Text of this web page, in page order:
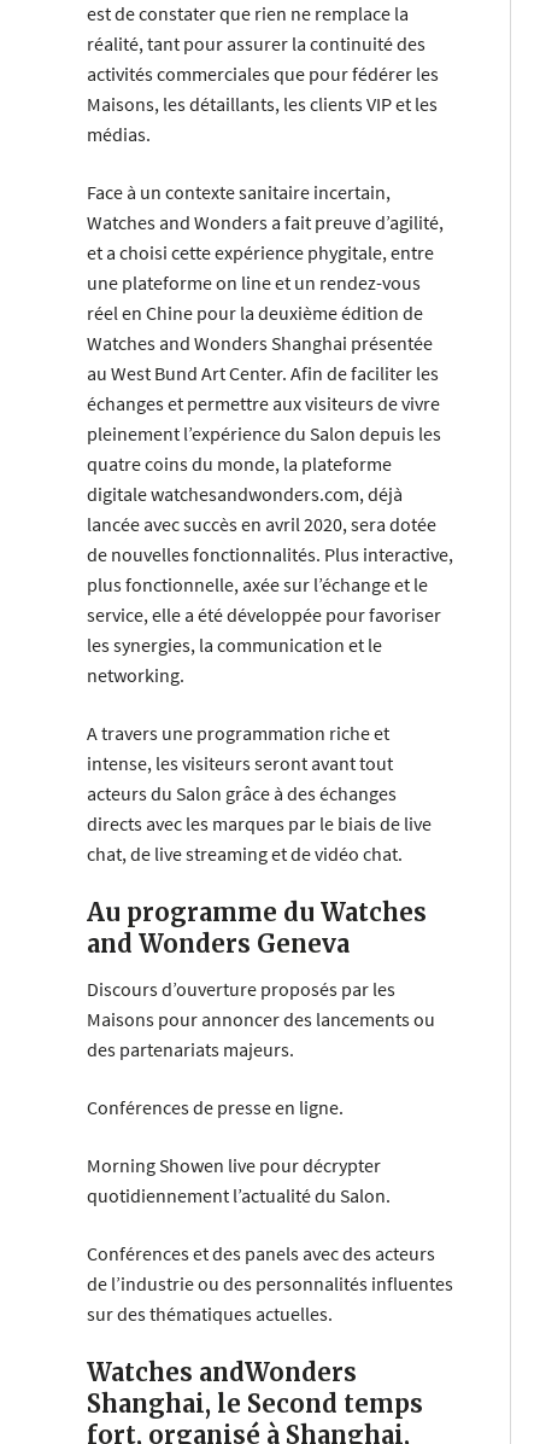
est de constater que rien ne remplace la
réalité, tant pour assurer la continuité des
activités commerciales que pour fédérer les
Maisons, les détaillants, les clients VIP et les
médias.
Face à un contexte sanitaire incertain,
Watches and Wonders a fait preuve d’agilité,
et a choisi cette expérience phygitale, entre
une plateforme on line et un rendez-vous
réel en Chine pour la deuxième édition de
Watches and Wonders Shanghai présentée
au West Bund Art Center. Afin de faciliter les
échanges et permettre aux visiteurs de vivre
pleinement l’expérience du Salon depuis les
quatre coins du monde, la plateforme
digitale watchesandwonders.com, déjà
lancée avec succès en avril 2020, sera dotée
de nouvelles fonctionnalités. Plus interactive,
plus fonctionnelle, axée sur l’échange et le
service, elle a été développée pour favoriser
les synergies, la communication et le
networking.
A travers une programmation riche et
intense, les visiteurs seront avant tout
acteurs du Salon grâce à des échanges
directs avec les marques par le biais de live
chat, de live streaming et de vidéo chat.
Au programme du Watches
and Wonders Geneva
Discours d’ouverture proposés par les
Maisons pour annoncer des lancements ou
des partenariats majeurs.
Conférences de presse en ligne.
Morning Showen live pour décrypter
quotidiennement l’actualité du Salon.
Conférences et des panels avec des acteurs
de l’industrie ou des personnalités influentes
sur des thématiques actuelles.
Watches andWonders
Shanghai, le Second temps
fort, organisé à Shanghai,